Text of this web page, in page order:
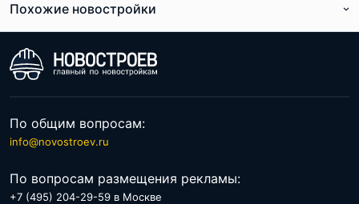
Похожие новостройки
По общим вопросам:
info@novostroev.ru
По вопросам размещения рекламы:
+7 (495) 204-29-59 в Москве